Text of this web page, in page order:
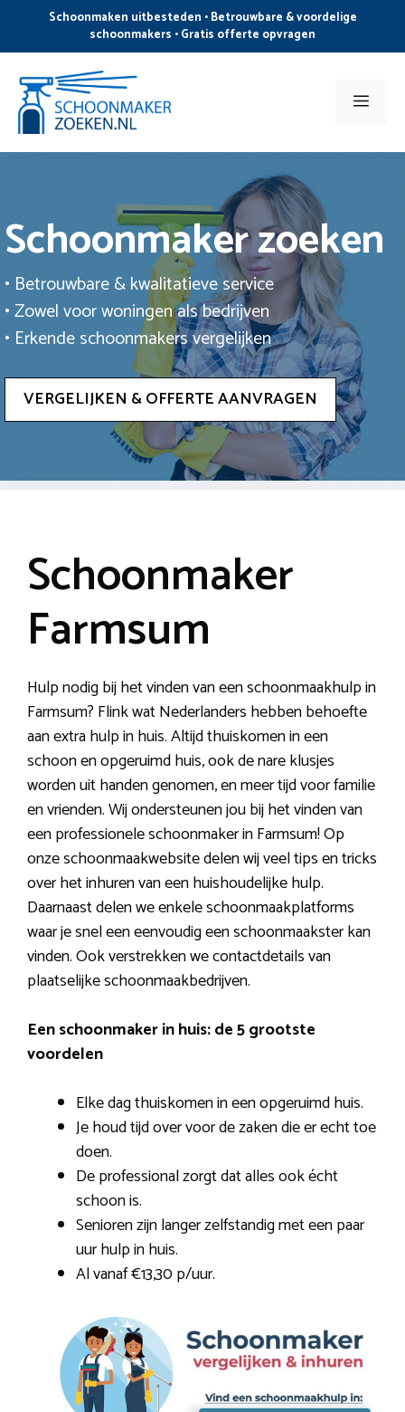
de
inhoud
Schoonmaken uitbesteden • Betrouwbare & voordelige
schoonmakers • Gratis offerte opvragen
Menu
Schoonmaker zoeken
• Betrouwbare & kwalitatieve service
• Zowel voor woningen als bedrijven
• Erkende schoonmakers vergelijken
VERGELIJKEN & OFFERTE AANVRAGEN
Schoonmaker
Farmsum
Hulp nodig bij het vinden van een schoonmaakhulp in
Farmsum? Flink wat Nederlanders hebben behoefte
aan extra hulp in huis. Altijd thuiskomen in een
schoon en opgeruimd huis, ook de nare klusjes
worden uit handen genomen, en meer tijd voor familie
en vrienden. Wij ondersteunen jou bij het vinden van
een professionele schoonmaker in Farmsum! Op
onze schoonmaakwebsite delen wij veel tips en tricks
over het inhuren van een huishoudelijke hulp.
Daarnaast delen we enkele schoonmaakplatforms
waar je snel een eenvoudig een schoonmaakster kan
vinden. Ook verstrekken we contactdetails van
plaatselijke schoonmaakbedrijven.
Een schoonmaker in huis: de 5 grootste
voordelen
Elke dag thuiskomen in een opgeruimd huis.
Je houd tijd over voor de zaken die er echt toe
doen.
De professional zorgt dat alles ook écht
schoon is.
Senioren zijn langer zelfstandig met een paar
uur hulp in huis.
Al vanaf €13,30 p/uur.